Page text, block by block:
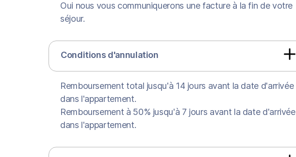
Oui nous vous communiquerons une facture à la fin de votre
séjour.
Conditions d'annulation
Remboursement total jusqu'à 14 jours avant la date d'arrivée
dans l'appartement.
Remboursement à 50% jusqu'à 7 jours avant la date d'arrivée
dans l'appartement.